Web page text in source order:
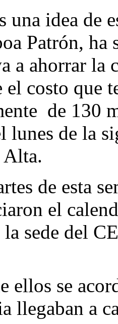
una idea de
Patrón, ha
a ahorrar la
el costo que
de 130
de la
Alta.
de esta
el
la sede del
ellos se
llegaban a